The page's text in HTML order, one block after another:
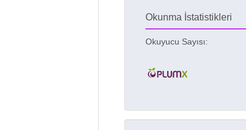
Okunma İstatistikleri
Okuyucu Sayısı: